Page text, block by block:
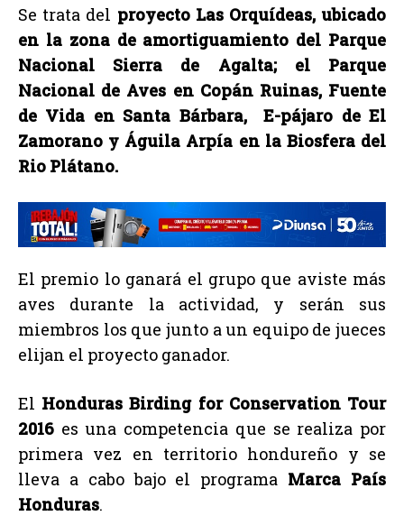
Se trata del proyecto Las Orquídeas, ubicado
en la zona de amortiguamiento del Parque
Nacional Sierra de Agalta; el Parque
Nacional de Aves en Copán Ruinas, Fuente
de Vida en Santa Bárbara, E-pájaro de El
Zamorano y Águila Arpía en la Biosfera del
Rio Plátano.
El premio lo ganará el grupo que aviste más
aves durante la actividad, y serán sus
miembros los que junto a un equipo de jueces
elijan el proyecto ganador.
El Honduras Birding for Conservation Tour
2016 es una competencia que se realiza por
primera vez en territorio hondureño y se
lleva a cabo bajo el programa Marca País
Honduras.